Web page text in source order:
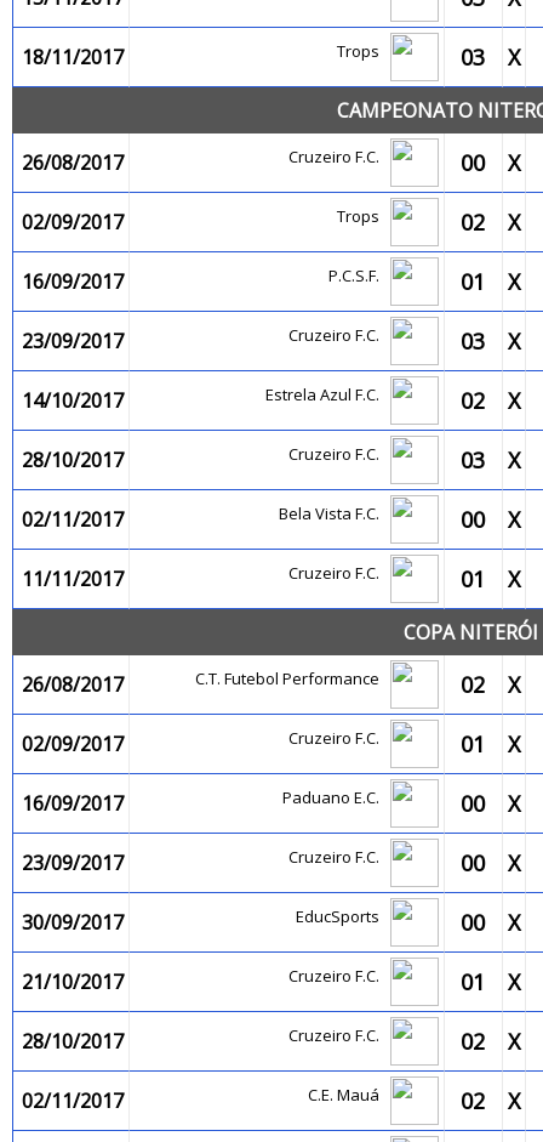
18/11/2017 Trops 03 X
CAMPEONATO
26/08/2017
Cruzeiro F.C. 00 X
02/09/2017 Trops 02 X
16/09/2017 P.C.S.F. 01 X
23/09/2017 Cruzeiro F.C. 03 X
14/10/2017 Estrela Azul F.C. 02 X
28/10/2017 Cruzeiro F.C. 03 X
02/11/2017 Bela Vista F.C. 00 X
11/11/2017 Cruzeiro F.C. 01 X
COPA
26/08/2017
C.T. Futebol Performance 02 X
02/09/2017 Cruzeiro F.C. 01 X
16/09/2017 Paduano E.C. 00 X
23/09/2017 Cruzeiro F.C. 00 X
30/09/2017 EducSports 00 X
21/10/2017 Cruzeiro F.C. 01 X
28/10/2017 Cruzeiro F.C. 02 X
02/11/2017 C.E. Mauá 02 X